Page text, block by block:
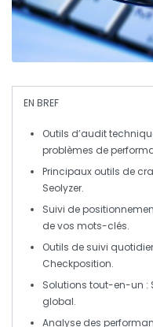
EN BREF
Outils d’audit
problèmes de
Principaux outils de
Seolyzer.
Suivi de
de vos mots-clés.
Outils de suivi
Checkposition.
Solutions tout-en-un :
global.
Analyse des